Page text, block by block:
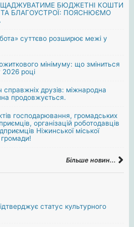
БЮДЖЕТНІ КОШТИ
БЛАГОУСТРОЇ: ПОЯСНЮЄМО
суттєво розширює межі у
мінімуму: що зміниться
2026 році
справжніх друзів: міжнародна
продовжується.
господарювання, громадських
організацій роботодавців
Ніжинської міської
громади!
Більше новин...
статус культурного